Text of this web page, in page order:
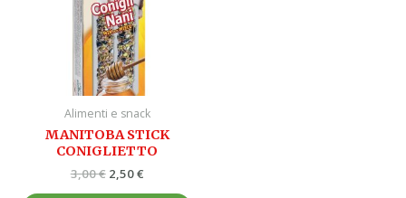
Alimenti e snack
MANITOBA STICK
CONIGLIETTO
3,00€ 2,50€